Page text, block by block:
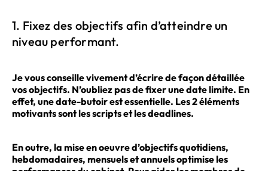
1. Fixez des objectifs afin d’atteindre un
niveau performant.
Je vous conseille vivement d’écrire de façon détaillée
vos objectifs. N’oubliez pas de fixer une date limite. En
effet, une date-butoir est essentielle. Les 2 éléments
motivants sont les scripts et les deadlines.
En outre, la mise en oeuvre d’objectifs quotidiens,
hebdomadaires, mensuels et annuels optimise les